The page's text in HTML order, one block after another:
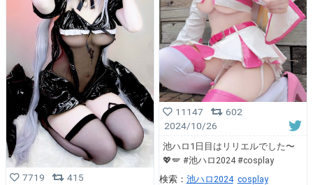
7719
415
11147
602
2024/10/26
池ハロ1日目はリリエルでした〜
💖🪽 #池ハロ2024 #cosplay
検索： 池ハロ2024 cosplay